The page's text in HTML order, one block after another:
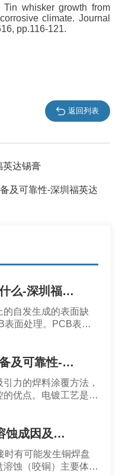
Tin whisker growth from
climate. Journal
pp.116-121.
返回列表
英达锡膏
及可靠性-深圳福英达
锡膏焊后出现的锡须是什么-深圳福英达
自发生成的表面缺
表面处理。PCB表面
高温金锡焊料微凸点制备及可靠性-深圳福英达
力的焊料涂覆方法，
优点。电镀工艺是使
锡膏难点_PCB铜焊盘溶蚀成因及测试-深圳福英达
时有可能发生铜焊盘
蚀（咬铜）主要体现